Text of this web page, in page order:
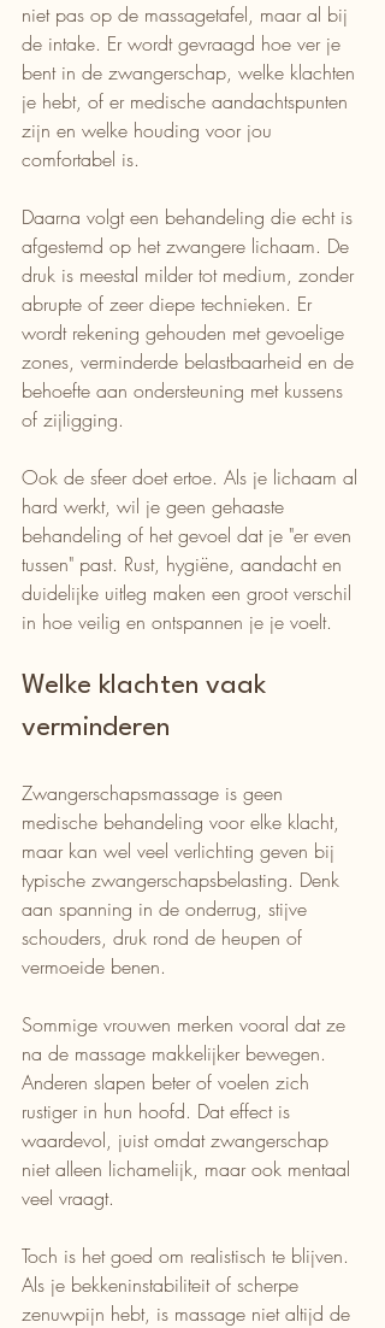
niet pas op de massagetafel, maar al bij
de intake. Er wordt gevraagd hoe ver je
bent in de zwangerschap, welke klachten
je hebt, of er medische aandachtspunten
zijn en welke houding voor jou
comfortabel is.
Daarna volgt een behandeling die echt is
afgestemd op het zwangere lichaam. De
druk is meestal milder tot medium, zonder
abrupte of zeer diepe technieken. Er
wordt rekening gehouden met gevoelige
zones, verminderde belastbaarheid en de
behoefte aan ondersteuning met kussens
of zijligging.
Ook de sfeer doet ertoe. Als je lichaam al
hard werkt, wil je geen gehaaste
behandeling of het gevoel dat je "er even
tussen" past. Rust, hygiëne, aandacht en
duidelijke uitleg maken een groot verschil
in hoe veilig en ontspannen je je voelt.
Welke klachten vaak
verminderen
Zwangerschapsmassage is geen
medische behandeling voor elke klacht,
maar kan wel veel verlichting geven bij
typische zwangerschapsbelasting. Denk
aan spanning in de onderrug, stijve
schouders, druk rond de heupen of
vermoeide benen.
Sommige vrouwen merken vooral dat ze
na de massage makkelijker bewegen.
Anderen slapen beter of voelen zich
rustiger in hun hoofd. Dat effect is
waardevol, juist omdat zwangerschap
niet alleen lichamelijk, maar ook mentaal
veel vraagt.
Toch is het goed om realistisch te blijven.
Als je bekkeninstabiliteit of scherpe
zenuwpijn hebt, is massage niet altijd de